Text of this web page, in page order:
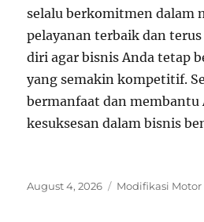
selalu berkomitmen dalam
pelayanan terbaik dan
diri agar bisnis Anda tetap
yang semakin kompetitif.
bermanfaat dan membantu
kesuksesan dalam bisnis
Posted
August 4, 2026 Categories
Modifikasi Motor